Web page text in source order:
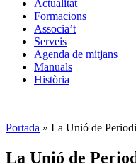
Actualitat
Formacions
Associa’t
Serveis
Agenda de mitjans
Manuals
Història
Portada » La Unió de
La Unió de